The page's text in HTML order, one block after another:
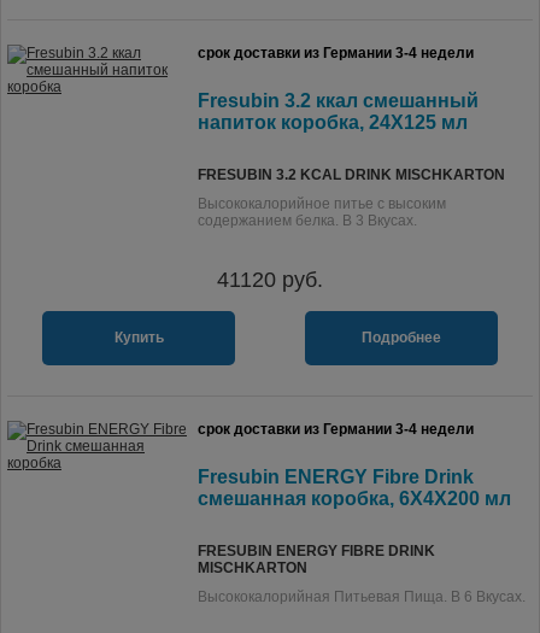
срок доставки из Германии 3-4 недели
Fresubin 3.2 ккал смешанный
напиток коробка, 24X125 мл
FRESUBIN 3.2 KCAL DRINK MISCHKARTON
Высококалорийное питье с высоким
содержанием белка. В 3 Вкусах.
41120 руб.
Купить Подробнее
срок доставки из Германии 3-4 недели
Fresubin ENERGY Fibre Drink
смешанная коробка, 6X4X200 мл
FRESUBIN ENERGY FIBRE DRINK
MISCHKARTON
Высококалорийная Питьевая Пища. В 6 Вкусах.